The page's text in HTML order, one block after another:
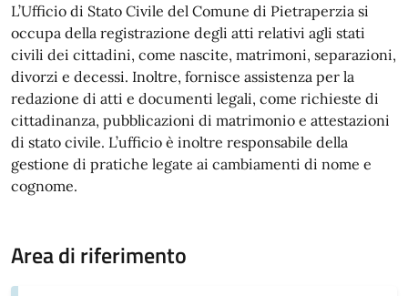
L’Ufficio di Stato Civile del Comune di Pietraperzia si
occupa della registrazione degli atti relativi agli stati
civili dei cittadini, come nascite, matrimoni, separazioni,
divorzi e decessi. Inoltre, fornisce assistenza per la
redazione di atti e documenti legali, come richieste di
cittadinanza, pubblicazioni di matrimonio e attestazioni
di stato civile. L’ufficio è inoltre responsabile della
gestione di pratiche legate ai cambiamenti di nome e
cognome.
Area di riferimento